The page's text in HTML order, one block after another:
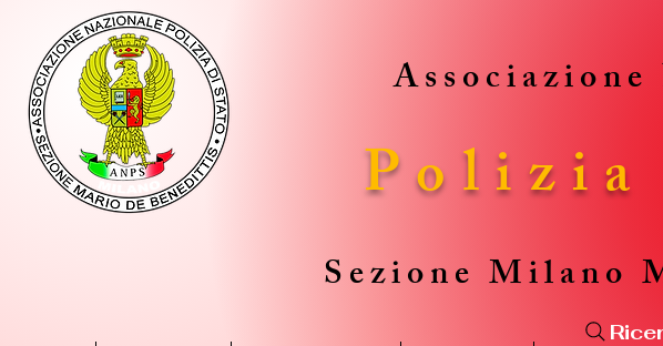
Sezione Milano